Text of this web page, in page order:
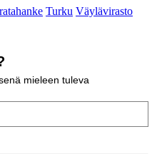
ratahanke Turku Väylävirasto
mieleen tuleva